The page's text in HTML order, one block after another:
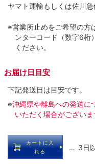
ヤマト運輸もしくは佐川急
※営業所止めをご希望の方
ンターコード（数字6桁
ください。
お届け日目安
下記発送日は目安です。
※沖縄県や離島への発送に
いただく場合がございま
カートに入
れる
… 3日